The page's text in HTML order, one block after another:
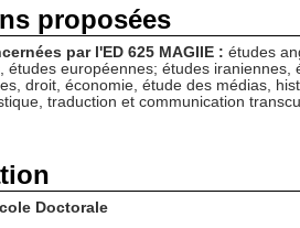
proposées
par l'ED 625 MAGIIE : études
études européennes; études iraniennes,
droit, économie, étude des médias,
traduction et communication
Doctorale